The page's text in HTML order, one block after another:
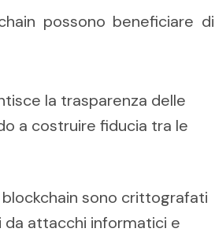
possono beneficiare di
la trasparenza delle
a costruire fiducia tra le
sono crittografati
da attacchi informatici e